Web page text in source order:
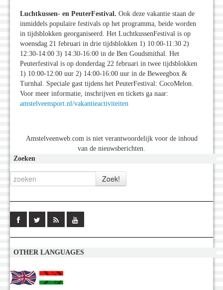
Luchtkussen- en PeuterFestival. Ook deze vakantie staan de
inmiddels populaire festivals op het programma, beide worden
in tijdsblokken georganiseerd. Het LuchtkussenFestival is op
woensdag 21 februari in drie tijdsblokken 1) 10:00-11:30 2)
12:30-14:00 3) 14:30-16:00 in de Ben Goudsmithal. Het
Peuterfestival is op donderdag 22 februari in twee tijdsblokken
1) 10:00-12:00 uur 2) 14:00-16:00 uur in de Beweegbox &
Turnhal. Speciale gast tijdens het PeuterFestival: CocoMelon.
Voor meer informatie, inschrijven en tickets ga naar:
amstelveensport.nl/vakantieactiviteiten
Amstelveenweb.com is niet verantwoordelijk voor de inhoud
van de nieuwsberichten.
Zoeken
OTHER LANGUAGES